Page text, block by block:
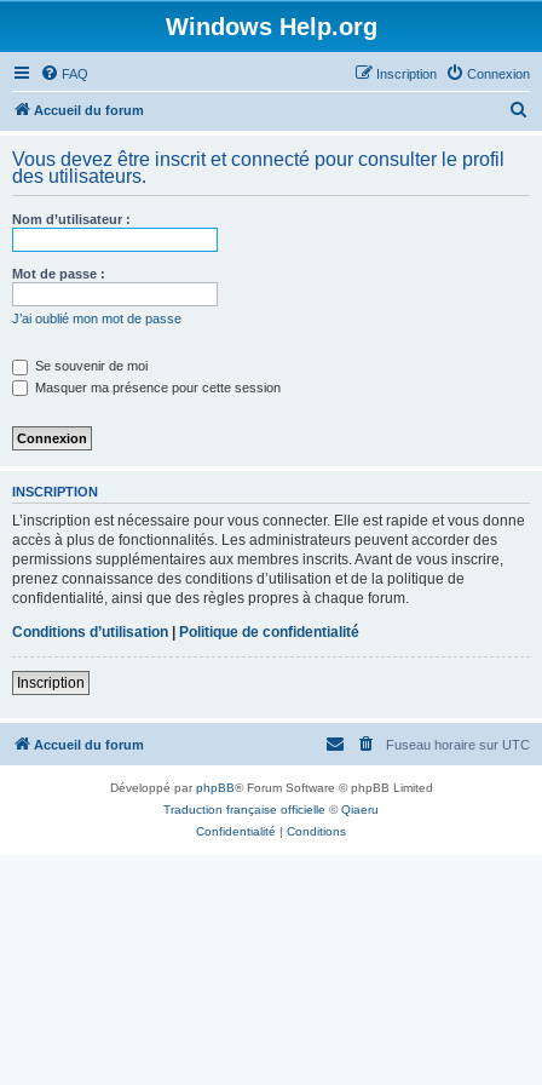
Windows Help.org
FAQ Connexion
Inscription
Accueil du forum
h
Vous devez être inscrit et connecté pour consulter le profil
des utilisateurs.
Nom d’utilisateur :
Mot de passe :
J’ai oublié mon mot de passe
Se souvenir de moi
Masquer ma présence pour cette session
INSCRIPTION
L’inscription est nécessaire pour vous connecter. Elle est rapide et vous donne
accès à plus de fonctionnalités. Les administrateurs peuvent accorder des
permissions supplémentaires aux membres inscrits. Avant de vous inscrire,
prenez connaissance des conditions d’utilisation et de la politique de
confidentialité, ainsi que des règles propres à chaque forum.
Conditions d’utilisation | Politique de confidentialité
Inscription
Accueil du forum Fuseau horaire sur UTC
Développé parphpBB® Forum Software © phpBB Limited
Traduction française officielle ©Qiaeru
Confidentialité | Conditions